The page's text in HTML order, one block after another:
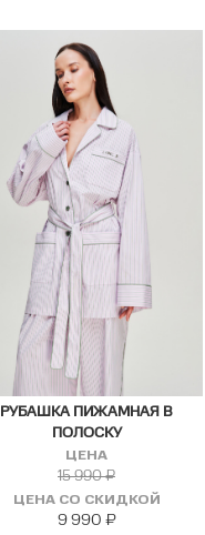
РУБАШКА ПИЖАМНАЯ В
ПОЛОСКУ
ЦЕНА
15 990₽
ЦЕНА СО СКИДКОЙ
9 990 ₽